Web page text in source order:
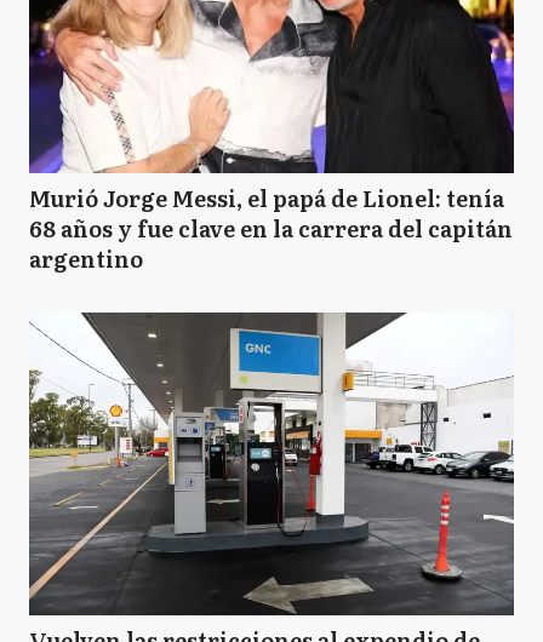
Murió Jorge Messi, el papá de Lionel: tenía
68 años y fue clave en la carrera del capitán
argentino